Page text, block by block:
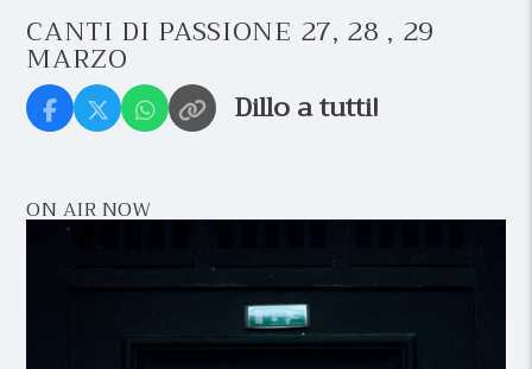
CANTI DI PASSIONE 27, 28 , 29
MARZO
Dillo a tutti!
ON AIR NOW